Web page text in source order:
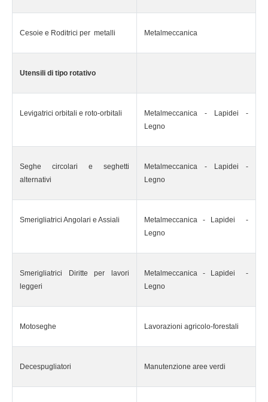
Cesoie e Roditrici per metalli Metalmeccanica
Utensili di tipo rotativo
Levigatrici orbitali e roto-orbitali
Metalmeccanica - Lapidei -
Legno
Seghe circolari e seghetti
alternativi
Metalmeccanica - Lapidei -
Legno
Smerigliatrici Angolari e Assiali
Metalmeccanica - Lapidei -
Legno
Smerigliatrici Diritte per lavori
leggeri
Metalmeccanica - Lapidei -
Legno
Motoseghe Lavorazioni agricolo-forestali
Decespugliatori Manutenzione aree verdi